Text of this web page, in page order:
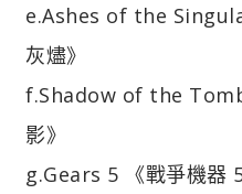
e.Ashes of the
灰燼》
f.Shadow of the
影》
g.Gears 5 《戰爭機器 5